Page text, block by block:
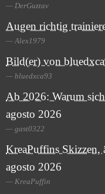
DerGuztav
Augen richtig
Alex1979
Bild(er) von
bluedxca93
Ab 2026: Warum
agosto 2026
gast0322
KreaPuffins Skizzen,
agosto 2026
KreaPuffin